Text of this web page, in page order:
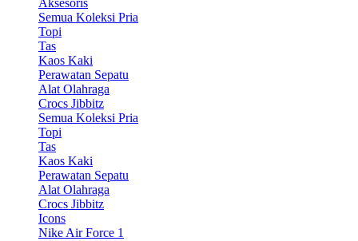
Semua Koleksi Pria
Topi
Tas
Kaos Kaki
Perawatan Sepatu
Alat Olahraga
Crocs Jibbitz
Semua Koleksi Pria
Topi
Tas
Kaos Kaki
Perawatan Sepatu
Alat Olahraga
Crocs Jibbitz
Icons
Nike Air Force 1